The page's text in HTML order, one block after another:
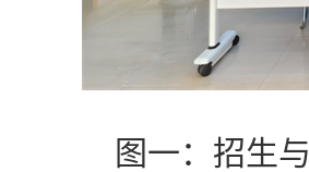
图一：招生与